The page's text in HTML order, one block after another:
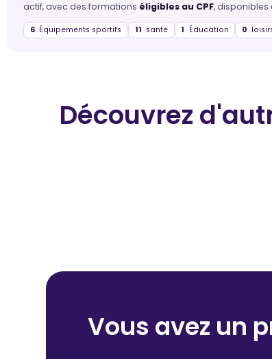
actif, avec des formations éligibles au CPF, disponibles
6 Équipements sportifs 11 santé 1 Éducation 0
Découvrez
Vous avez un